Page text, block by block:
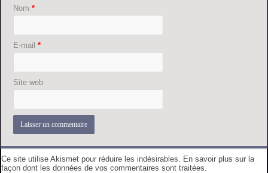
Nom*
E-mail*
Site web
Ce site utilise Akismet pour réduire les indésirables. En savoir plus sur la
façon dont les données de vos commentaires sont traitées